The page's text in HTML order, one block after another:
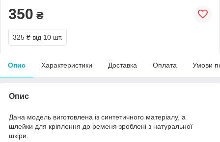
350 ₴
325 ₴ від 10 шт.
Опис Характеристики Доставка Оплата Умови
Опис
Дана модель виготовлена із синтетичного матеріалу, а
шлейки для кріплення до ременя зроблені з натуральної
шкіри.